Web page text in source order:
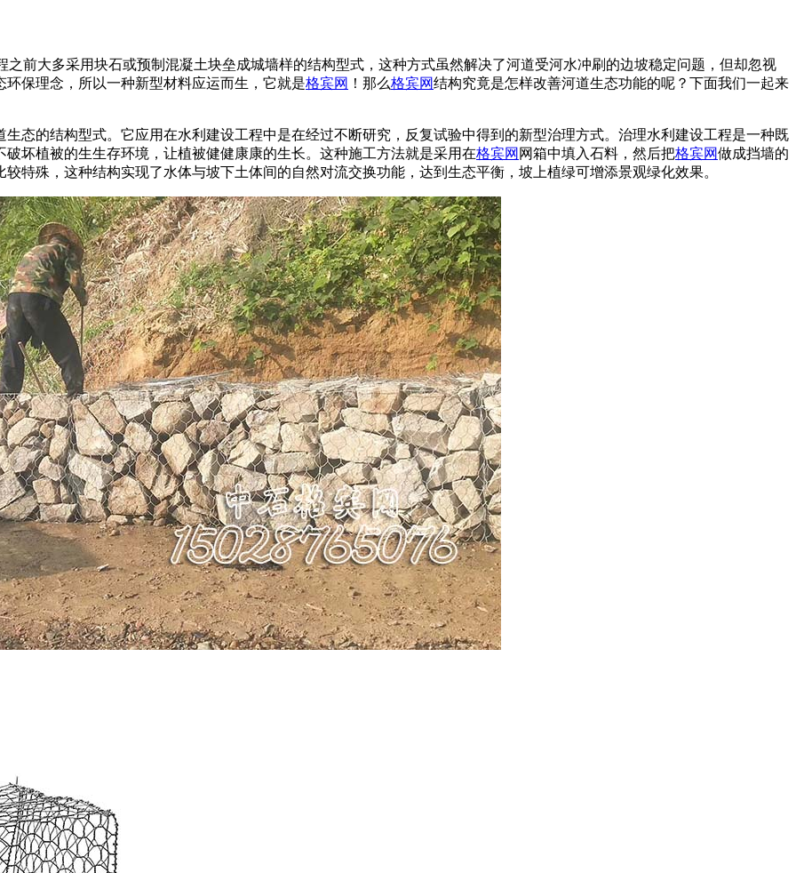
之前大多采用块石或预制混凝土块垒成城墙样的结构型式，这种方式虽然解决了河道受河水冲刷的边坡稳定问题，但却忽视
保理念，所以一种新型材料应运而生，它就是格宾网 ！那么格宾网结构究竟是怎样改善河道生态功能的呢？下面我们一起来
态的结构型式。它应用在水利建设工程中是在经过不断研究，反复试验中得到的新型治理方式。治理水利建设工程是一种既
坏植被的生生存环境，让植被健健康康的生长。这种施工方法就是采用在格宾网 网箱中填入石料，然后把格宾网做成挡墙的
较特殊，这种结构实现了水体与坡下土体间的自然对流交换功能，达到生态平衡，坡上植绿可增添景观绿化效果。